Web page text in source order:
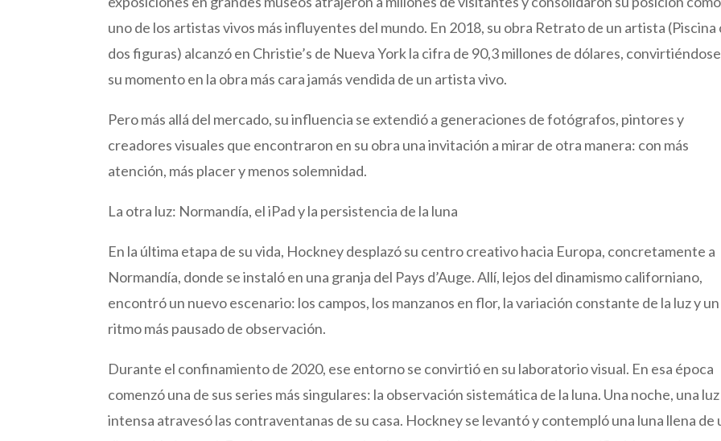
uno de los artistas vivos más influyentes del mundo. En 2018, su obra Retrato de un artista (Piscina
dos figuras) alcanzó en Christie’s de Nueva York la cifra de 90,3 millones de dólares,
su momento en la obra más cara jamás vendida de un artista vivo.
Pero más allá del mercado, su influencia se extendió a generaciones de fotógrafos, pintores y
creadores visuales que encontraron en su obra una invitación a mirar de otra manera: con más
atención, más placer y menos solemnidad.
La otra luz: Normandía, el iPad y la persistencia de la luna
En la última etapa de su vida, Hockney desplazó su centro creativo hacia Europa, concretamente a
Normandía, donde se instaló en una granja del Pays d’Auge. Allí, lejos del dinamismo californiano,
encontró un nuevo escenario: los campos, los manzanos en flor, la variación constante de la luz y un
ritmo más pausado de observación.
Durante el confinamiento de 2020, ese entorno se convirtió en su laboratorio visual. En esa época
comenzó una de sus series más singulares: la observación sistemática de la luna. Una noche, una luz
intensa atravesó las contraventanas de su casa. Hockney se levantó y contempló una luna llena de